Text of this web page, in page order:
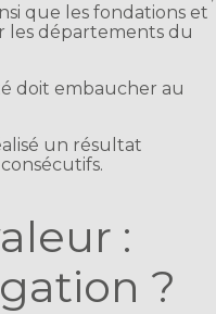
que les fondations et
les départements du
doit embaucher au
un résultat
:
?